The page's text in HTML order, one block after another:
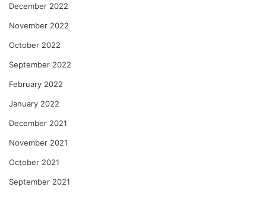
December 2022
November 2022
October 2022
September 2022
February 2022
January 2022
December 2021
November 2021
October 2021
September 2021